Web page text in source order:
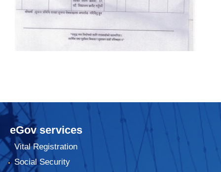
eGov services
Vital Registration
Social Security